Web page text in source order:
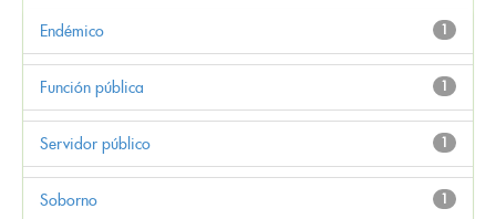
1
Endémico
1
Función pública
1
Servidor público
1
Soborno